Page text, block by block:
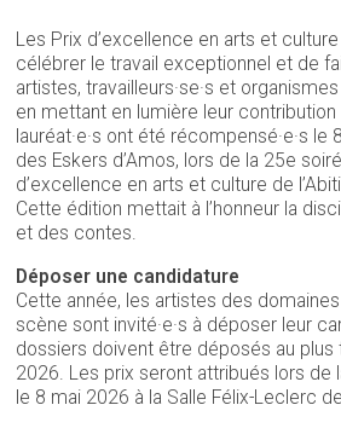
Les Prix d’excellence en arts et
célébrer le travail exceptionnel et de
artistes, travailleurs·se·s et
en mettant en lumière leur
lauréat·e·s ont été récompensé·e·s
des Eskers d’Amos, lors de la 25e
d’excellence en arts et culture de
Cette édition mettait à l’honneur la
et des contes.
Déposer une candidature
Cette année, les artistes des
scène sont invité·e·s à déposer leur
dossiers doivent être déposés au plus
2026. Les prix seront attribués lors de
le 8 mai 2026 à la Salle Félix-Leclerc de